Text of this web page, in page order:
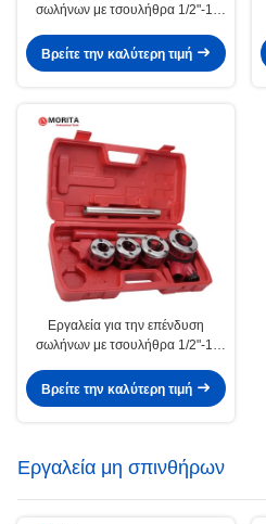
σωλήνων με τσουλήθρα 1/2"-1"
χαλυβουργούμενο χυτοσίδηρο για
την επένδυση σωλήνων αερίου ή
Βρείτε την καλύτερη τιμή
Εργαλεία για την επένδυση
σωλήνων με τσουλήθρα 1/2"-1-
αερίου ή γαλβανισμένων σωλήνων
Βρείτε την καλύτερη τιμή
Εργαλεία μη σπινθήρων